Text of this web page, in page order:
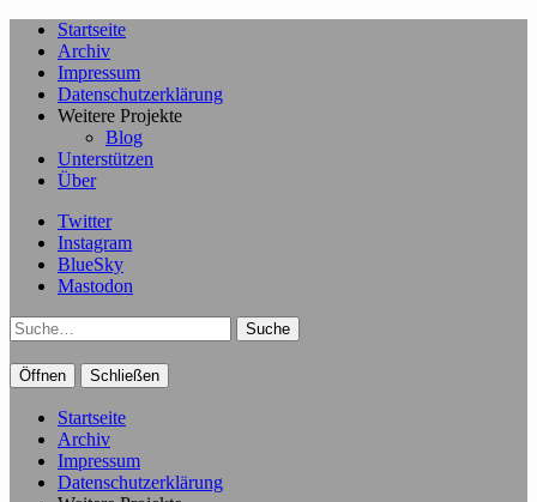
Startseite
Archiv
Impressum
Datenschutzerklärung
Weitere Projekte
Blog
Unterstützen
Über
Twitter
Instagram
BlueSky
Mastodon
Suche
Öffnen Schließen
Startseite
Archiv
Impressum
Datenschutzerklärung